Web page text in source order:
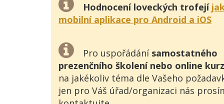
Hodnocení loveckých trofejí
mobilní aplikace pro Android a iOS
Pro uspořádání samostatného
prezenčního školení nebo online
na jakékoliv téma dle Vašeho
jen pro Váš úřad/organizaci nás